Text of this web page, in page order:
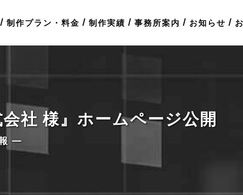
制作プラン・料金 制作実績 事務所案内 お知らせ
社 様』ホームページ公開
—